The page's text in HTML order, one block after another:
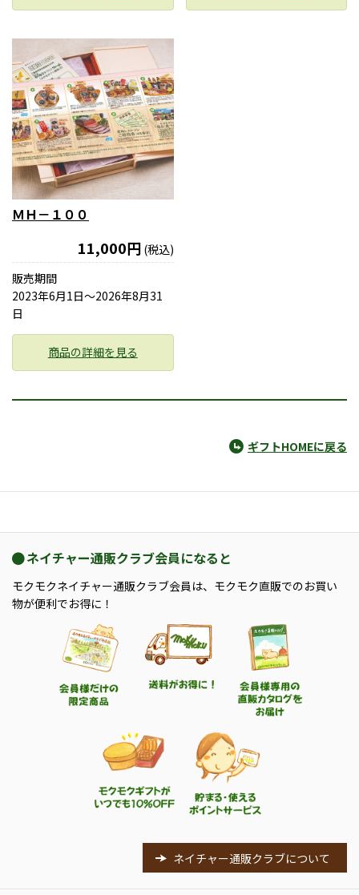
ＭＨ－１００
11,000円 (税込)
販売期間
2023年6月1日〜2026年8月31
日
商品の詳細を見る
ギフトHOMEに戻る
ネイチャー通販クラブ会員になると
モクモクネイチャー通販クラブ会員は、モクモク直販でのお買い
物が便利でお得に！
ネイチャー通販クラブについて